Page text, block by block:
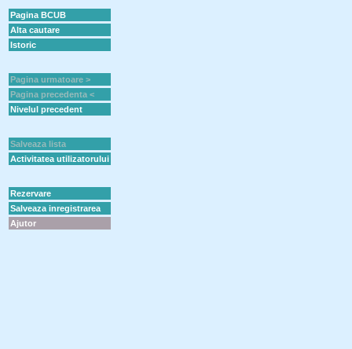
Pagina BCUB
Alta cautare
Istoric
Pagina urmatoare >
Pagina precedenta <
Nivelul precedent
Salveaza lista
Activitatea utilizatorului
Rezervare
Salveaza inregistrarea
Ajutor